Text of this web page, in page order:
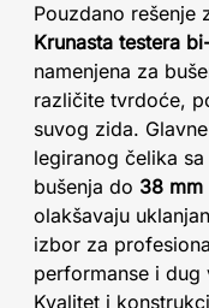
Pouzdano rešenje
Krunasta testera
namenjena za
različite tvrdoće,
suvog zida.
legiranog čelika
bušenja do 38 mm
olakšavaju
izbor za
performanse i dug
Kvalitet i